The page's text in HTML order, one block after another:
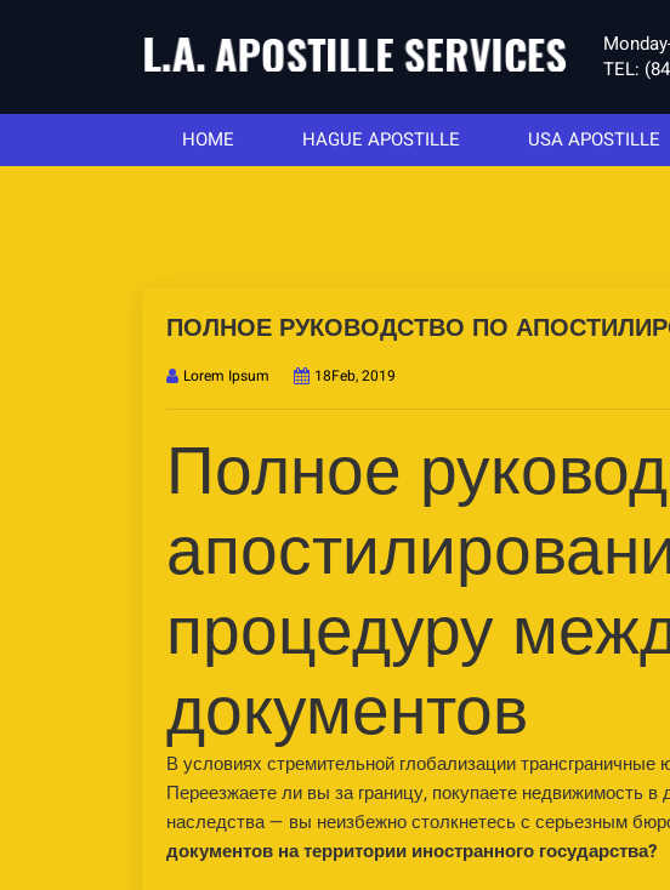
TEL:
HOME HAGUE APOSTILLE USA APOSTILLE
ПОЛНОЕ РУКОВОДСТВО ПО
Lorem Ipsum 18Feb, 2019
Полное
процедуру
документов
В условиях стремительной глобализации
Переезжаете ли вы за границу, покупаете недвижимость
наследства — вы неизбежно столкнетесь с серьезным
документов на территории иностранного государства?